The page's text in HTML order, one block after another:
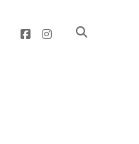
facebook
instagram